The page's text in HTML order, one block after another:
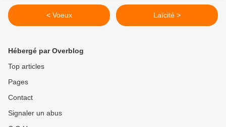
< Voeux Laïcité >
Hébergé par Overblog
Top articles
Pages
Contact
Signaler un abus